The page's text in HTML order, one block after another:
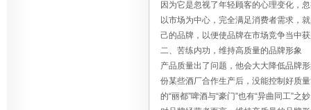
因为它是忽视了年轻顾客的心理变化，
以市场为中心，完全满足消费者需求，
己的品牌，以便使品牌在市场竞争当中
二、苦练内功，维持高质量的品牌形象
产品质量出了问题，他会大大降低品牌
份某些酒厂合作生产后，没能控制好质
的“丽都”啤酒与“豪门”也有“异曲同工”之